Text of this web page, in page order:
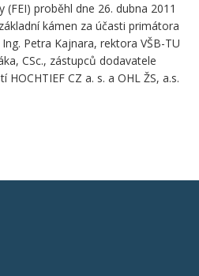
proběhl dne 26. dubna 2011
kámen za účasti primátora
Petra Kajnara, rektora VŠB-TU
CSc., zástupců dodavatele
CZ a. s. a OHL ŽS, a.s.